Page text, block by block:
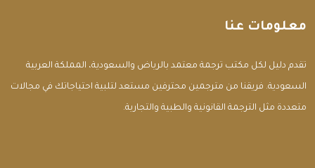
معلومات عنا
تقدم دليل لكل مكتب ترجمة معتمد بالرياض والسعودية، المملكة العربية
السعودية. فريقنا من مترجمين محترفين مستعد لتلبية احتياجاتك في مجالات
متعددة مثل الترجمة القانونية والطبية والتجارية.